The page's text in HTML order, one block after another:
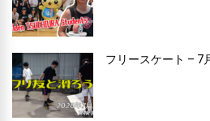
フリースケート – 7